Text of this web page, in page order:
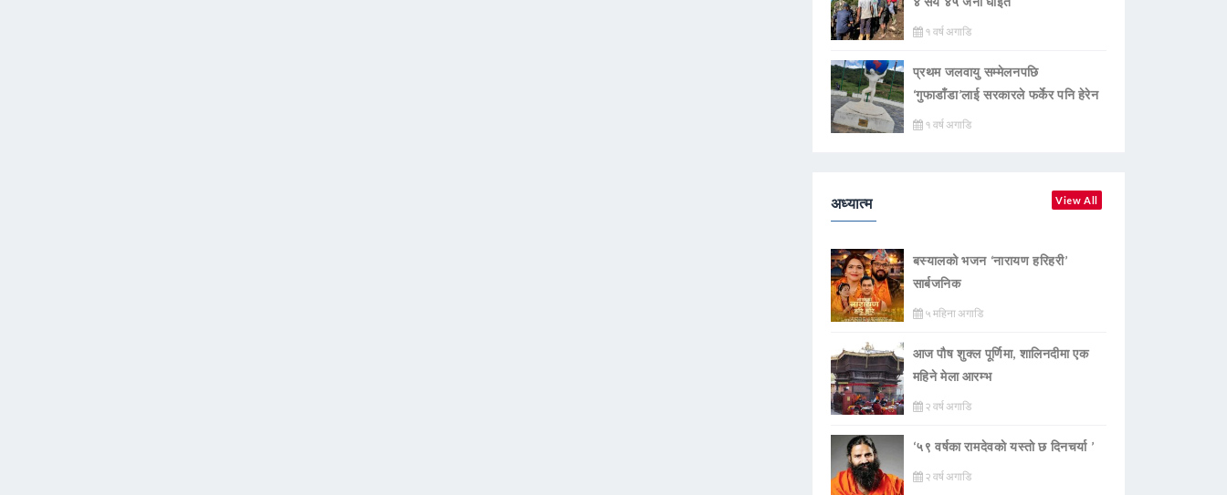
१ वर्ष अगाडि
प्रथम जलवायु सम्मेलनपछि
‘गुफाडाँडा’लाई सरकारले फर्केर पनि हेरेन
१ वर्ष अगाडि
अध्यात्म View All
बस्यालको भजन ‘नारायण हरिहरी’
सार्बजनिक
५ महिना अगाडि
आज पौष शुक्ल पूर्णिमा, शालिनदीमा एक
महिने मेला आरम्भ
२ वर्ष अगाडि
‘५९ वर्षका रामदेवकाे यस्ताे छ दिनचर्या ’
२ वर्ष अगाडि